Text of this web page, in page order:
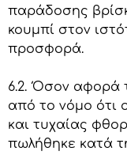
παράδοσης
κουμπί στον
προσφορά.
6.2. Όσον αφορά
από το νόμο ότι
και τυχαίας
πωλήθηκε κατά